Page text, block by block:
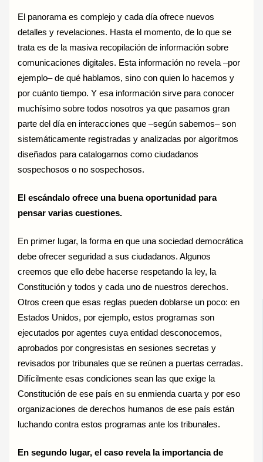
El panorama es complejo y cada día ofrece nuevos
detalles y revelaciones. Hasta el momento, de lo que se
trata es de la masiva recopilación de información sobre
comunicaciones digitales. Esta información no revela –por
ejemplo– de qué hablamos, sino con quien lo hacemos y
por cuánto tiempo. Y esa información sirve para conocer
muchísimo sobre todos nosotros ya que pasamos gran
parte del día en interacciones que –según sabemos– son
sistemáticamente registradas y analizadas por algoritmos
diseñados para catalogarnos como ciudadanos
sospechosos o no sospechosos.
El escándalo ofrece una buena oportunidad para
pensar varias cuestiones.
En primer lugar, la forma en que una sociedad democrática
debe ofrecer seguridad a sus ciudadanos. Algunos
creemos que ello debe hacerse respetando la ley, la
Constitución y todos y cada uno de nuestros derechos.
Otros creen que esas reglas pueden doblarse un poco: en
Estados Unidos, por ejemplo, estos programas son
ejecutados por agentes cuya entidad desconocemos,
aprobados por congresistas en sesiones secretas y
revisados por tribunales que se reúnen a puertas cerradas.
Difícilmente esas condiciones sean las que exige la
Constitución de ese país en su enmienda cuarta y por eso
organizaciones de derechos humanos de ese país están
luchando contra estos programas ante los tribunales.
En segundo lugar, el caso revela la importancia de